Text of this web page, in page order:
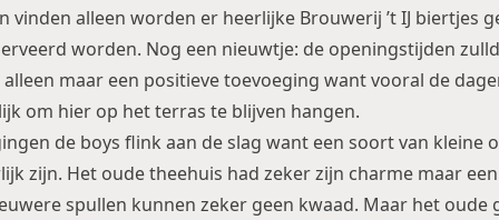
vinden alleen worden er heerlijke Brouwerij ’t IJ biertjes
worden. Nog een nieuwtje: de openingstijden
maar een positieve toevoeging want vooral de
om hier op het terras te blijven hangen.
de boys flink aan de slag want een soort van kleine
zijn. Het oude theehuis had zeker zijn charme maar
spullen kunnen zeker geen kwaad. Maar het oude